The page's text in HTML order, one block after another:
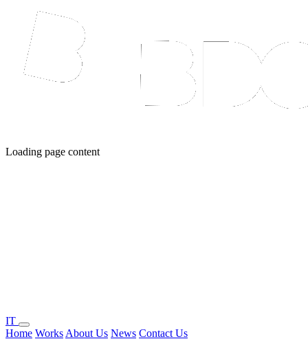
Loading page content
IT
Home Works About Us News Contact Us